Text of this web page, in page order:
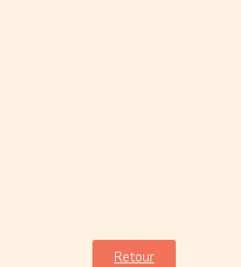
Retour